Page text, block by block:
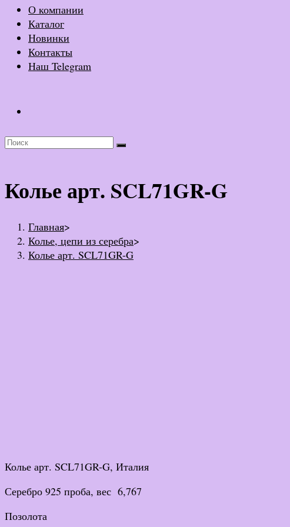
О компании
Каталог
Новинки
Контакты
Наш Telegram
Колье арт. SCL71GR-G
Главная>
Колье, цепи из серебра>
Колье арт. SCL71GR-G
Колье арт. SCL71GR-G, Италия
Серебро 925 проба, вес 6,767
Позолота